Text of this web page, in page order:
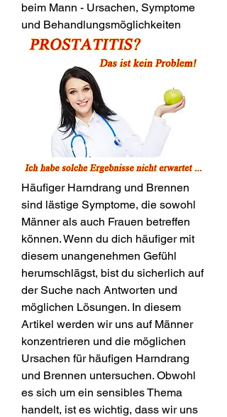
beim Mann - Ursachen, Symptome
und Behandlungsmöglichkeiten
Häufiger Harndrang und Brennen
sind lästige Symptome, die sowohl
Männer als auch Frauen betreffen
können. Wenn du dich häufiger mit
diesem unangenehmen Gefühl
herumschlägst, bist du sicherlich auf
der Suche nach Antworten und
möglichen Lösungen. In diesem
Artikel werden wir uns auf Männer
konzentrieren und die möglichen
Ursachen für häufigen Harndrang
und Brennen untersuchen. Obwohl
es sich um ein sensibles Thema
handelt, ist es wichtig, dass wir uns